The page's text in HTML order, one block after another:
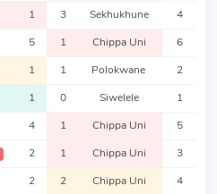
1 3 Sekhukhune 4
5 1 Chippa Uni 6
1 1 Polokwane 2
1 0 Siwelele 1
4 1 Chippa Uni 5
2 1 Chippa Uni 3
2 2 Chippa Uni 4